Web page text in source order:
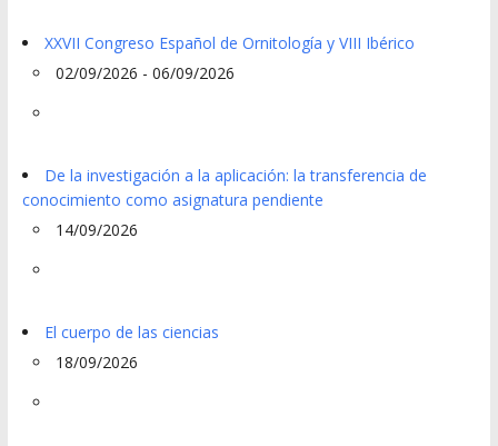
XXVII Congreso Español de Ornitología y VIII Ibérico
02/09/2026 - 06/09/2026
De la investigación a la aplicación: la transferencia de
conocimiento como asignatura pendiente
14/09/2026
El cuerpo de las ciencias
18/09/2026